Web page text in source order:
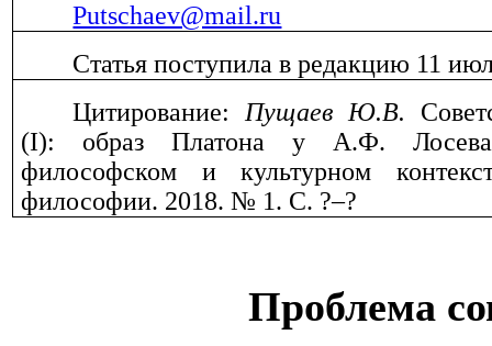
Putschaev@mail.ru
Статья поступила в редакцию 11
Цитирование: Пущаев Ю.В.
(I): образ Платона у А.Ф. Лосева
философском и культурном
философии. 2018. № 1. C. ?–?
Проблема